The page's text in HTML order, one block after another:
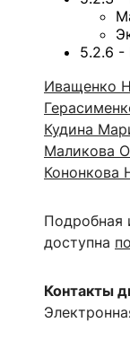
5.2.6 -
Иващенко
Кудина
Маликова
Кононкова
Подробная
доступна
Контакты